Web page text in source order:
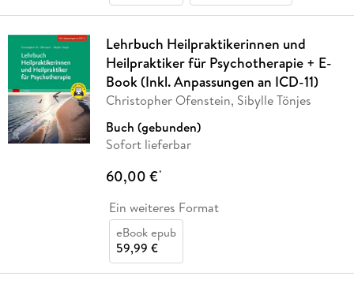
Lehrbuch Heilpraktikerinnen und
Heilpraktiker für Psychotherapie + E-
Book (Inkl. Anpassungen an ICD-11)
Christopher Ofenstein, Sibylle Tönjes
Buch (gebunden)
Sofort lieferbar
60,00 €*
Ein weiteres Format
eBook epub
59,99 €